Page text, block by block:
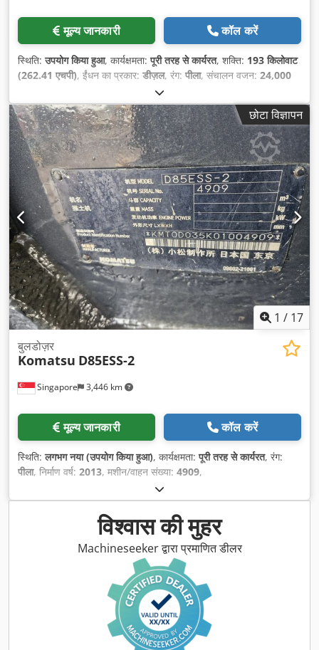
मूल्य जानकारी कॉल करें
स्थिति:उपयोग किया हुआ, कार्यक्षमता:पूरी तरह से कार्यरत, शक्ति: 193 किलोवाट
(262.41 एचपी), ईंधन का प्रकार: डीज़ल, रंग: पीला, संचालन वजन: 24,000
, निर्माण वर्ष:
50561,
छोटा विज्ञापन
1 / 17
Singapore 3,446 km
बुलडोज़र
Komatsu D85ESS-2
मूल्य जानकारी कॉल करें
स्थिति:लगभग नया (उपयोग किया हुआ), कार्यक्षमता:पूरी तरह से कार्यरत, रंग:
पीला, निर्माण वर्ष: 2013, मशीन/वाहन संख्या: 4909,
विश्वास की मुहर
Machineseeker द्वारा प्रमाणित डीलर